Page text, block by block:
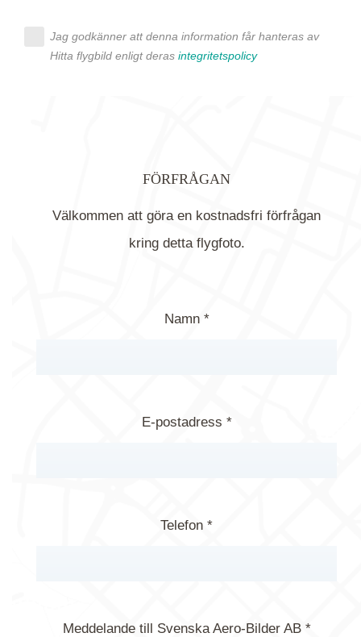
Jag godkänner att denna information får hanteras av
Hitta flygbild enligt deras integritetspolicy
FÖRFRÅGAN
Välkommen att göra en kostnadsfri förfrågan
kring detta flygfoto.
Namn *
E-postadress *
Telefon *
Meddelande till Svenska Aero-Bilder AB *